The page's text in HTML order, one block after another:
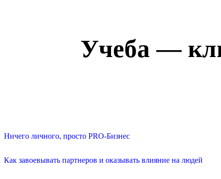
Учеба —
Ничего личного, просто PRO-Бизнес
Как завоевывать партнеров и оказывать влияние на людей